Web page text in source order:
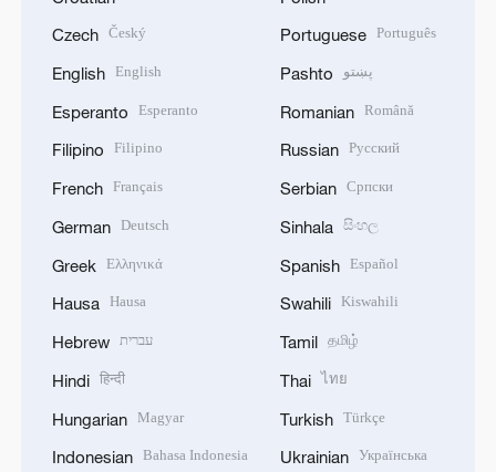
Czech Český
English English
Esperanto Esperanto
Filipino Filipino
French Français
German Deutsch
Greek Ελληνικά
Hausa Hausa
Hebrew עברית
Hindi हिन्दी
Hungarian Magyar
Indonesian Bahasa Indonesia
Portuguese Português
Pashto پښتو
Romanian Română
Russian Русский
Serbian Српски
Sinhala සිංහල
Spanish Español
Swahili Kiswahili
Tamil தமிழ்
Thai ไทย
Turkish Türkçe
Ukrainian Українська